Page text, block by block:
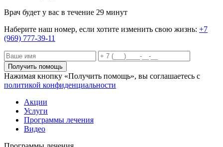
Врач будет у вас в течение 29 минут
Наберите наш номер, если хотите изменить свою жизнь: +7
(969) 777-39-11
Получить помощь
Нажимая кнопку «Получить помощь», вы соглашаетесь с
политикой конфиденциальности
Акции
Услуги
Программы лечения
Видео